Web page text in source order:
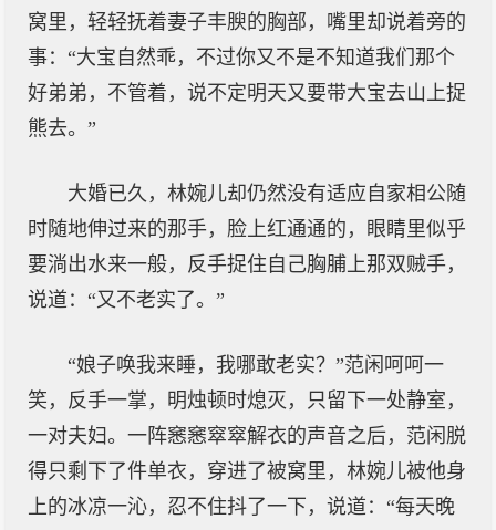
窝里，轻轻抚着妻子丰腴的胸部，嘴里却说着旁的
事：“大宝自然乖，不过你又不是不知道我们那个
好弟弟，不管着，说不定明天又要带大宝去山上捉
熊去。”
大婚已久，林婉儿却仍然没有适应自家相公随
时随地伸过来的那手，脸上红通通的，眼睛里似乎
要淌出水来一般，反手捉住自己胸脯上那双贼手，
说道：“又不老实了。”
“娘子唤我来睡，我哪敢老实？”范闲呵呵一
笑，反手一掌，明烛顿时熄灭，只留下一处静室，
一对夫妇。一阵窸窸窣窣解衣的声音之后，范闲脱
得只剩下了件单衣，穿进了被窝里，林婉儿被他身
上的冰凉一沁，忍不住抖了一下，说道：“每天晚